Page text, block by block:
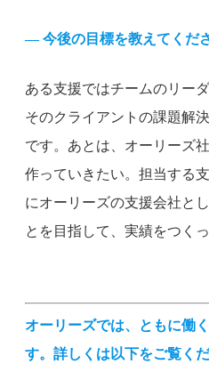
— 今後の目標を教えてくださ
ある支援ではチームのリー
そのクライアントの課題解
です。あとは、オーリーズ
作っていきたい。担当する
にオーリーズの支援会社と
とを目指して、実績をつく
オーリーズでは、ともに働
す。詳しくは以下をご覧くだ